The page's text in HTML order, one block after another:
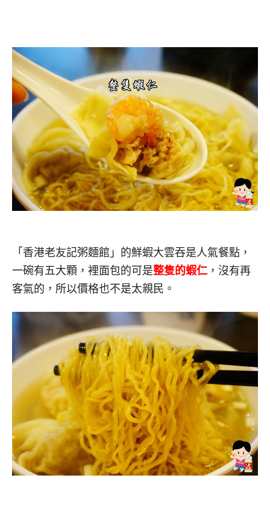
「香港老友記粥麵館」的鮮蝦大雲吞是人氣餐點，
一碗有五大顆，裡面包的可是整隻的蝦仁 ，沒有再
客氣的，所以價格也不是太親民。